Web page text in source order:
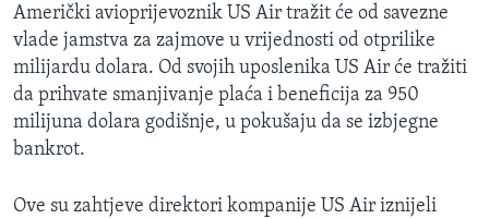
pretraguBOSNA I HERCEGOVINA
SVIJET
SPECIJALNI PROJEKTI
KORUPCIJA
SLOBODA MEDIJA
ŽENSKA STRANA
MAGAZIN
Američki avioprijevoznik US Air tražit će od savezne
vlade jamstva za zajmove u vrijednosti od otprilike
milijardu dolara. Od svojih uposlenika US Air će tražiti
da prihvate smanjivanje plaća i beneficija za 950
milijuna dolara godišnje, u pokušaju da se izbjegne
bankrot.
Ove su zahtjeve direktori kompanije US Air iznijeli